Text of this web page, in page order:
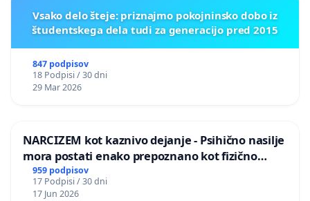
Vsako delo šteje: priznajmo pokojninsko dobo iz
študentskega dela tudi za generacijo pred 2015
847 podpisov
18 Podpisi / 30 dni
29 Mar 2026
NARCIZEM kot kaznivo dejanje - Psihično nasilje
mora postati enako prepoznano kot fizično
nasilje
959 podpisov
17 Podpisi / 30 dni
17 Jun 2026